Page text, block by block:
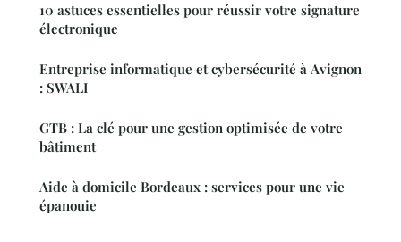
10 astuces essentielles pour réussir votre signature
électronique
Entreprise informatique et cybersécurité à Avignon
: SWALI
GTB : La clé pour une gestion optimisée de votre
bâtiment
Aide à domicile Bordeaux : services pour une vie
épanouie